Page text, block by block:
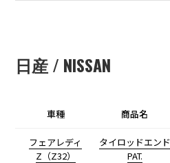
日産 / NISSAN
車種 商品名
フェアレディ
Z（Z32）
タイロッドエンド
PAT.